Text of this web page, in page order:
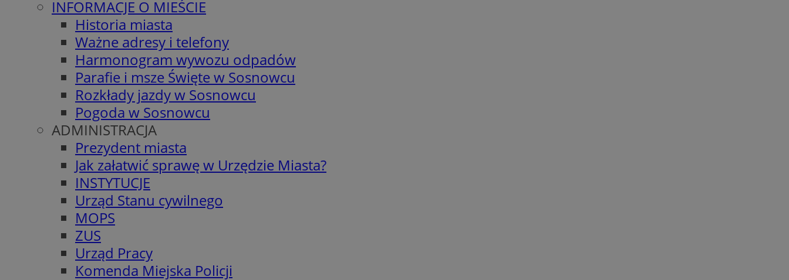
INFORMACJE O MIEŚCIE
Historia miasta
Ważne adresy i telefony
Harmonogram wywozu odpadów
Parafie i msze Święte w Sosnowcu
Rozkłady jazdy w Sosnowcu
Pogoda w Sosnowcu
ADMINISTRACJA
Prezydent miasta
Jak załatwić sprawę w Urzędzie Miasta?
INSTYTUCJE
Urząd Stanu cywilnego
MOPS
ZUS
Urząd Pracy
Komenda Miejska Policji